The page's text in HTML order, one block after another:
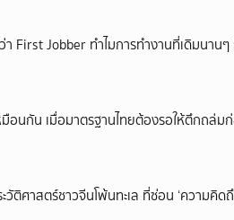
First Jobber ทำไมการทำงานที่เดิมนาน
มือนกัน เมื่อมาตรฐานไทยต้องรอให้ตึกถล่ม
ะวัติศาสตร์ชาวจีนโพ้นทะเล ที่ซ่อน ‘ความคิ